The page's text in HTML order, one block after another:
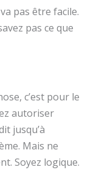
pas être facile.
pas ce que
c’est pour le
autoriser
jusqu’à
Mais ne
Soyez logique.